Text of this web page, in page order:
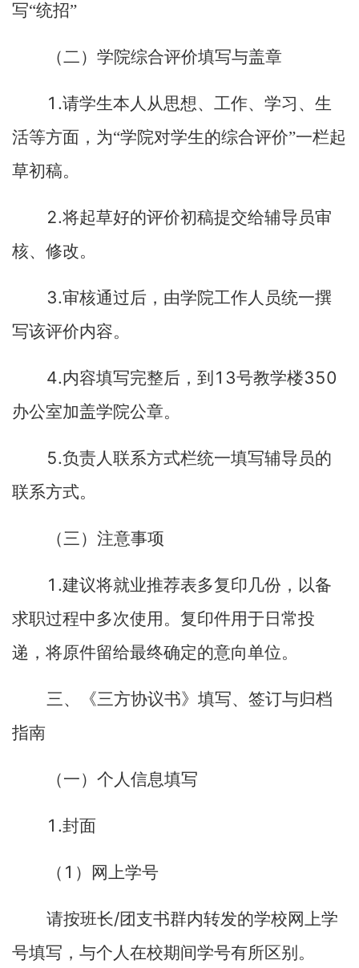
写“统招”
（二）学院综合评价填写与盖章
1.请学生本人从思想、工作、学习、生
活等方面，为“学院对学生的综合评价”一栏起
草初稿。
2.将起草好的评价初稿提交给辅导员审
核、修改。
3.审核通过后，由学院工作人员统一撰
写该评价内容。
4.内容填写完整后，到 13号教学楼350
办公室加盖学院公章。
5.负责人联系方式栏统一填写辅导员的
联系方式。
（三）注意事项
1.建议将就业推荐表多复印几份，以备
求职过程中多次使用。复印件用于日常投
递，将原件留给最终确定的意向单位。
三、《三方协议书》填写、签订与归档
指南
（一）个人信息填写
1.封面
（ 1 ）网上学号
请按班长/团支书群内转发的学校网上学
号填写，与个人在校期间学号有所区别。